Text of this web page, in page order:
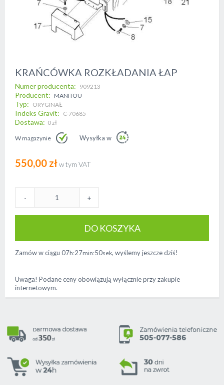
Skip
to
the
beginning
of
the
images
KRAŃCÓWKA ROZKŁADANIA ŁAP
Numer producenta 909213
Producent MANITOU
Typ ORYGINAŁ
Indeks Gravit C-70685
Dostawa 0 zł
W magazynie Wysyłka w
550,00 zł
- +
DO KOSZYKA
Zamów w ciągu 07h:27min:50sek, wyślemy jeszcze dziś!